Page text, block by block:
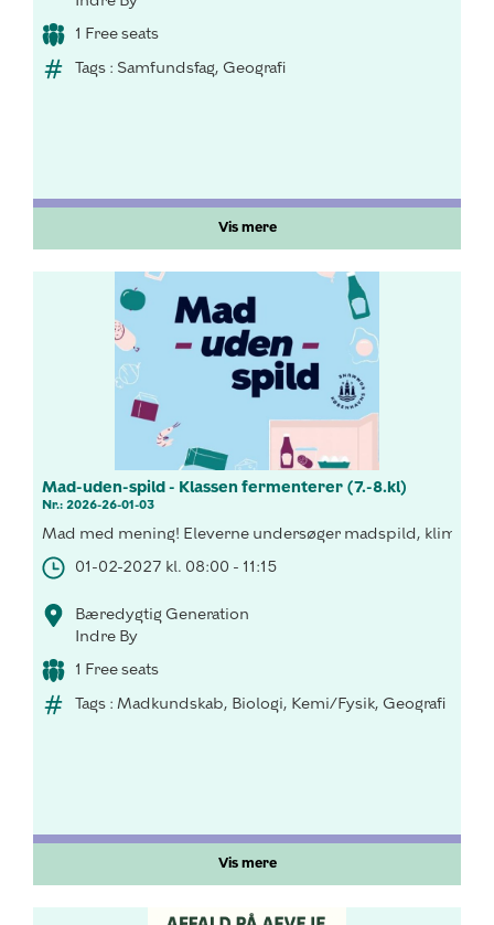
1 Free seats
Tags : Samfundsfag, Geografi
Vis mere
Mad-uden-spild - Klassen fermenterer (7.-8.kl)
Nr.: 2026-26-01-03
Mad med mening! Eleverne undersøger madspild, klima
01-02-2027 kl. 08:00 - 11:15
Bæredygtig Generation
Indre By
1 Free seats
Tags : Madkundskab, Biologi, Kemi/Fysik, Geografi
Vis mere